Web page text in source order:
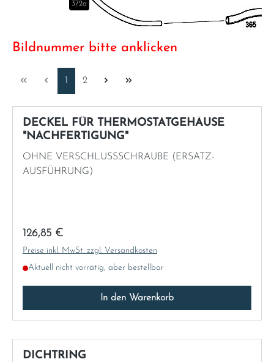
372a
Bildnummer bitte anklicken
Seite
1 Seite
2
DECKEL FÜR THERMOSTATGEHÄUSE
"NACHFERTIGUNG"
OHNE VERSCHLUSSSCHRAUBE (ERSATZ-
AUSFÜHRUNG)
Regulärer Preis:
126,85 €
Preise inkl. MwSt. zzgl. Versandkosten
Aktuell nicht vorrätig, aber bestellbar
In den Warenkorb
DICHTRING
Luxembourg
Macedonia
Netherlands
Poland